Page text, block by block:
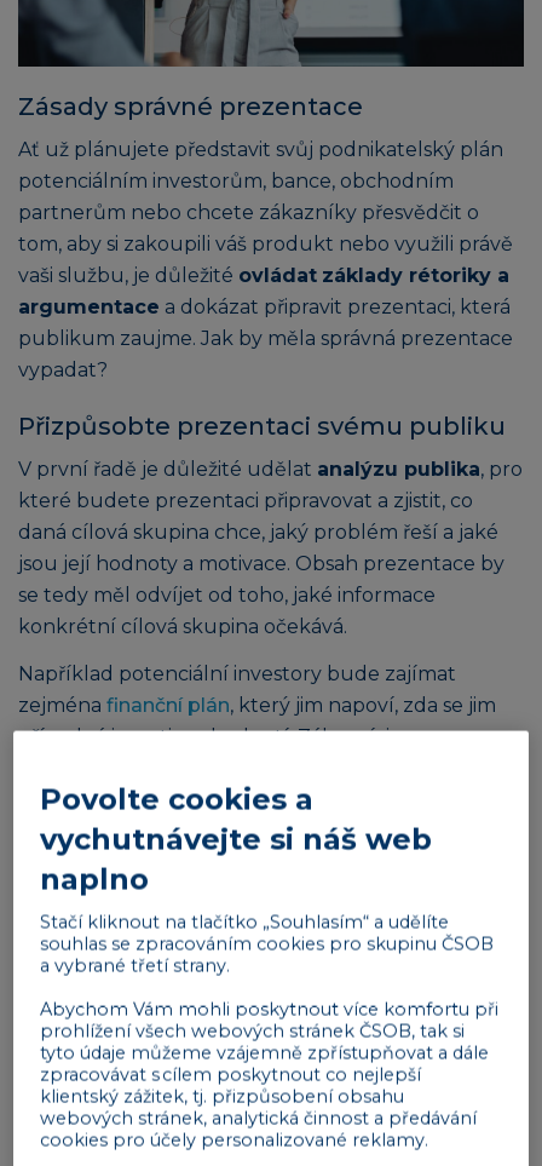
Zásady správné prezentace
Ať už plánujete představit svůj podnikatelský plán
potenciálním investorům, bance, obchodním
partnerům nebo chcete zákazníky přesvědčit o
tom, aby si zakoupili váš produkt nebo využili právě
vaši službu, je důležité ovládat základy rétoriky a
argumentace a dokázat připravit prezentaci, která
publikum zaujme. Jak by měla správná prezentace
vypadat?
Přizpůsobte prezentaci svému publiku
V první řadě je důležité udělat analýzu publika, pro
které budete prezentaci připravovat a zjistit, co
daná cílová skupina chce, jaký problém řeší a jaké
jsou její hodnoty a motivace. Obsah prezentace by
se tedy měl odvíjet od toho, jaké informace
konkrétní cílová skupina očekává.
Například potenciální investory bude zajímat
zejména finanční plán, který jim napoví, zda se jim
případná investice zhodnotí. Zákazníci se zase
produkt nebo služba řeší jejich potřebu a v čem je
lepší než konkurenční produkt či služba.
Prezentace by měla být zajímavá
Není důležité pouze prezentaci vytvořit na míru
Povolte cookies a
vychutnávejte si náš web
naplno
Stačí kliknout na tlačítko „Souhlasím“ a udělíte
souhlas se zpracováním cookies pro skupinu ČSOB
a vybrané třetí strany.
Abychom Vám mohli poskytnout více komfortu při
prohlížení všech webových stránek ČSOB, tak si
tyto údaje můžeme vzájemně zpřístupňovat a dále
zpracovávat s cílem poskytnout co nejlepší
klientský zážitek, tj. přizpůsobení obsahu
webových stránek, analytická činnost a předávání
cookies pro účely personalizované reklamy.